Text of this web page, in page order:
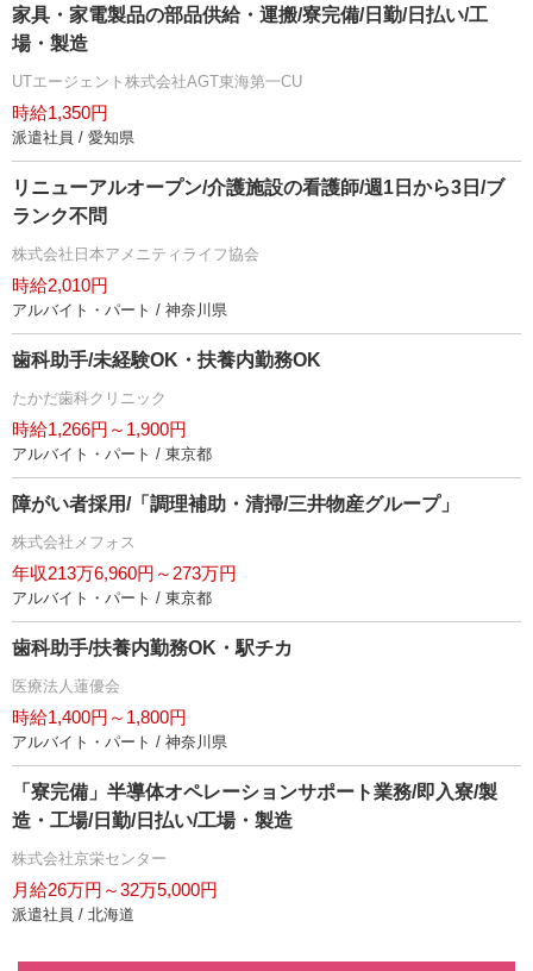
家具・家電製品の部品供給・運搬/寮完備/日勤/日払い/工
場・製造
UTエージェント株式会社AGT東海第一CU
時給1,350円
派遣社員 / 愛知県
リニューアルオープン/介護施設の看護師/週1日から3日/ブ
ランク不問
株式会社日本アメニティライフ協会
時給2,010円
アルバイト・パート / 神奈川県
歯科助手/未経験OK・扶養内勤務OK
たかだ歯科クリニック
時給1,266円～1,900円
アルバイト・パート / 東京都
障がい者採用/「調理補助・清掃/三井物産グループ」
株式会社メフォス
年収213万6,960円～273万円
アルバイト・パート / 東京都
歯科助手/扶養内勤務OK・駅チカ
医療法人蓮優会
時給1,400円～1,800円
アルバイト・パート / 神奈川県
「寮完備」半導体オペレーションサポート業務/即入寮/製
造・工場/日勤/日払い/工場・製造
株式会社京栄センター
月給26万円～32万5,000円
派遣社員 / 北海道